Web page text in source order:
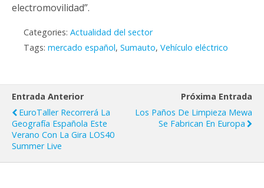
electromovilidad”.
Categories: Actualidad del sector
Tags: mercado español, Sumauto, Vehículo eléctrico
Entrada Anterior
EuroTaller Recorrerá La
Geografía Española Este
Verano Con La Gira LOS40
Summer Live
Próxima Entrada
Los Paños De Limpieza Mewa
Se Fabrican En Europa